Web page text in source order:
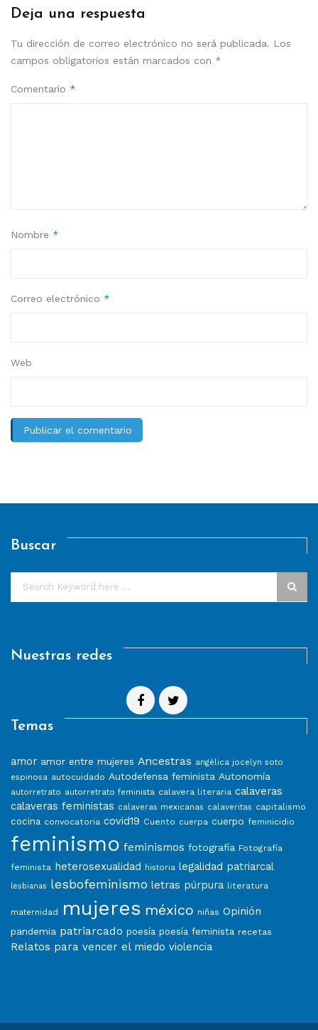
Deja una respuesta
Tu dirección de correo electrónico no será publicada. Los
campos obligatorios están marcados con *
Comentario *
Nombre *
Correo electrónico *
Web
Buscar
Nuestras redes
Temas
amor amor entre mujeres Ancestras angélica jocelyn soto
espinosa autocuidado Autodefensa feminista Autonomía
autorretrato autorretrato feminista calavera literaria calaveras
calaveras feministas calaveras mexicanas calaveritas capitalismo
cocina convocatoria covid19 Cuento cuerpa cuerpo feminicidio
feminismo feminismos fotografía Fotografía
feminista heterosexualidad historia legalidad patriarcal
lesbianas lesbofeminismo letras púrpura literatura
maternidad mujeres méxico niñas Opinión
pandemia patriarcado poesía poesía feminista recetas
Relatos para vencer el miedo violencia